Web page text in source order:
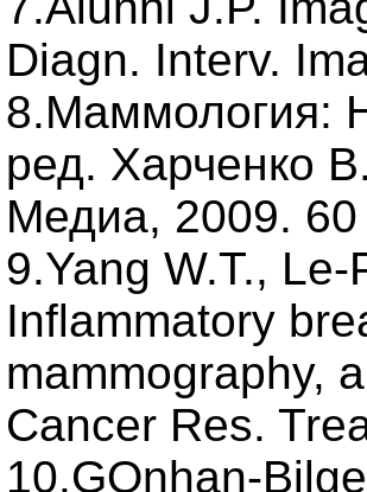
Diagn. Interv.
8.Маммология:
ред. Харченко
Медиа, 2009. 60
9.Yang W.T.,
Inflammatory
mammography,
Cancer Res.
10.GQnhan-